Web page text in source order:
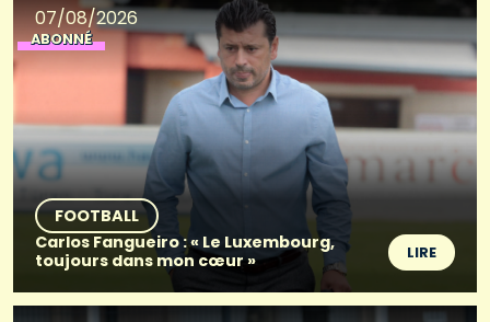
07/08/2026
ABONNÉ
FOOTBALL
Carlos Fangueiro : « Le Luxembourg,
toujours dans mon cœur »
LIRE